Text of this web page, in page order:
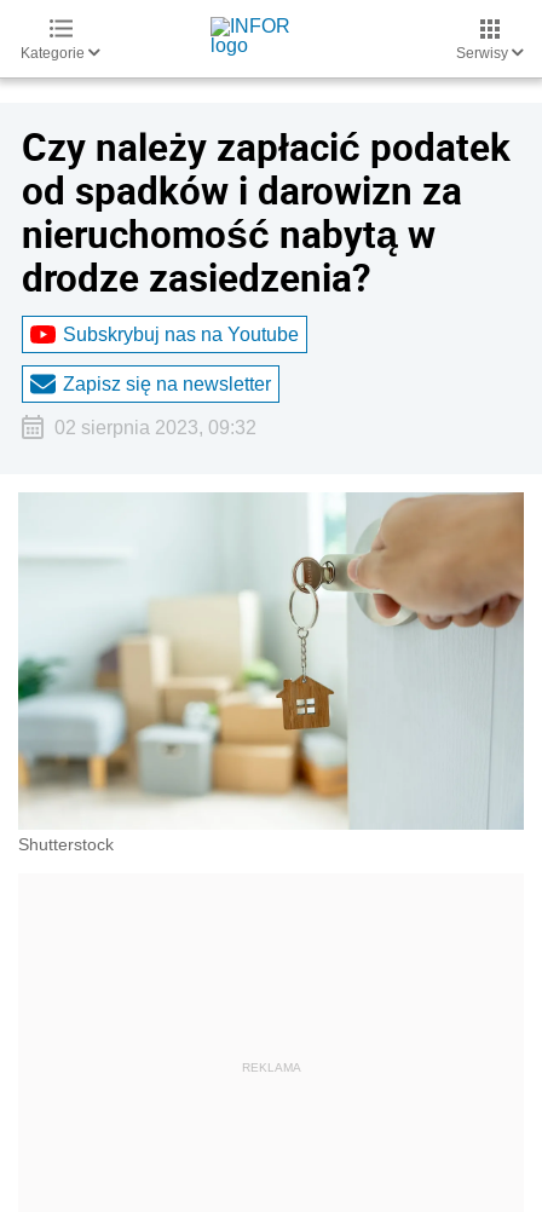
Kategorie Serwisy
Czy należy zapłacić podatek
od spadków i darowizn za
nieruchomość nabytą w
drodze zasiedzenia?
Subskrybuj nas na Youtube
Zapisz się na newsletter
02 sierpnia 2023, 09:32
Shutterstock